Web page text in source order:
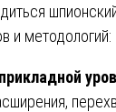
и методологий: